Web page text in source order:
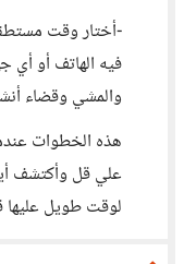
فيه الهاتف أو أي
والمشي وقضاء
هذه الخطوات
علي قل وأكتشف
لوقت طويل